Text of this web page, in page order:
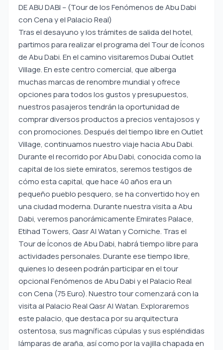
DE ABU DABI – (Tour de los Fenómenos de Abu Dabi
con Cena y el Palacio Real)
Tras el desayuno y los trámites de salida del hotel,
partimos para realizar el programa del Tour de Íconos
de Abu Dabi. En el camino visitaremos Dubai Outlet
Village. En este centro comercial, que alberga
muchas marcas de renombre mundial y ofrece
opciones para todos los gustos y presupuestos,
nuestros pasajeros tendrán la oportunidad de
comprar diversos productos a precios ventajosos y
con promociones. Después del tiempo libre en Outlet
Village, continuamos nuestro viaje hacia Abu Dabi.
Durante el recorrido por Abu Dabi, conocida como la
capital de los siete emiratos, seremos testigos de
cómo esta capital, que hace 40 años era un
pequeño pueblo pesquero, se ha convertido hoy en
una ciudad moderna. Durante nuestra visita a Abu
Dabi, veremos panorámicamente Emirates Palace,
Etihad Towers, Qasr Al Watan y Corniche. Tras el
Tour de Íconos de Abu Dabi, habrá tiempo libre para
actividades personales. Durante ese tiempo libre,
quienes lo deseen podrán participar en el tour
opcional Fenómenos de Abu Dabi y el Palacio Real
con Cena (75 Euro). Nuestro tour comenzará con la
visita al Palacio Real Qasr Al Watan. Exploraremos
este palacio, que destaca por su arquitectura
ostentosa, sus magníficas cúpulas y sus espléndidas
lámparas de araña, así como por la vajilla chapada en